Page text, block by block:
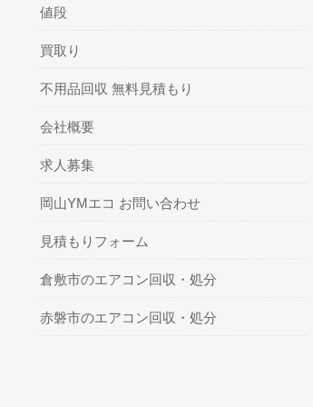
値段
買取り
不用品回収 無料見積もり
会社概要
求人募集
岡山YMエコ お問い合わせ
見積もりフォーム
倉敷市のエアコン回収・処分
赤磐市のエアコン回収・処分